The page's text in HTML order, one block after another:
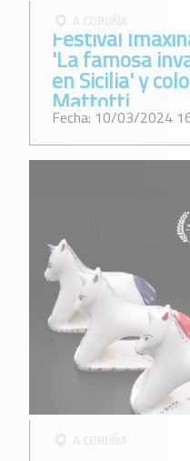
A CORUÑA
Festival
'La famosa
en Sicilia' y
Mattotti
Fecha: 10/03/2024
A CORUÑA